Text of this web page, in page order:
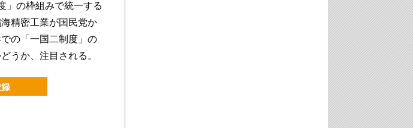
」の枠組みで統一する
精密工業が国民党か
の「一国二制度」の
うか、注目される。